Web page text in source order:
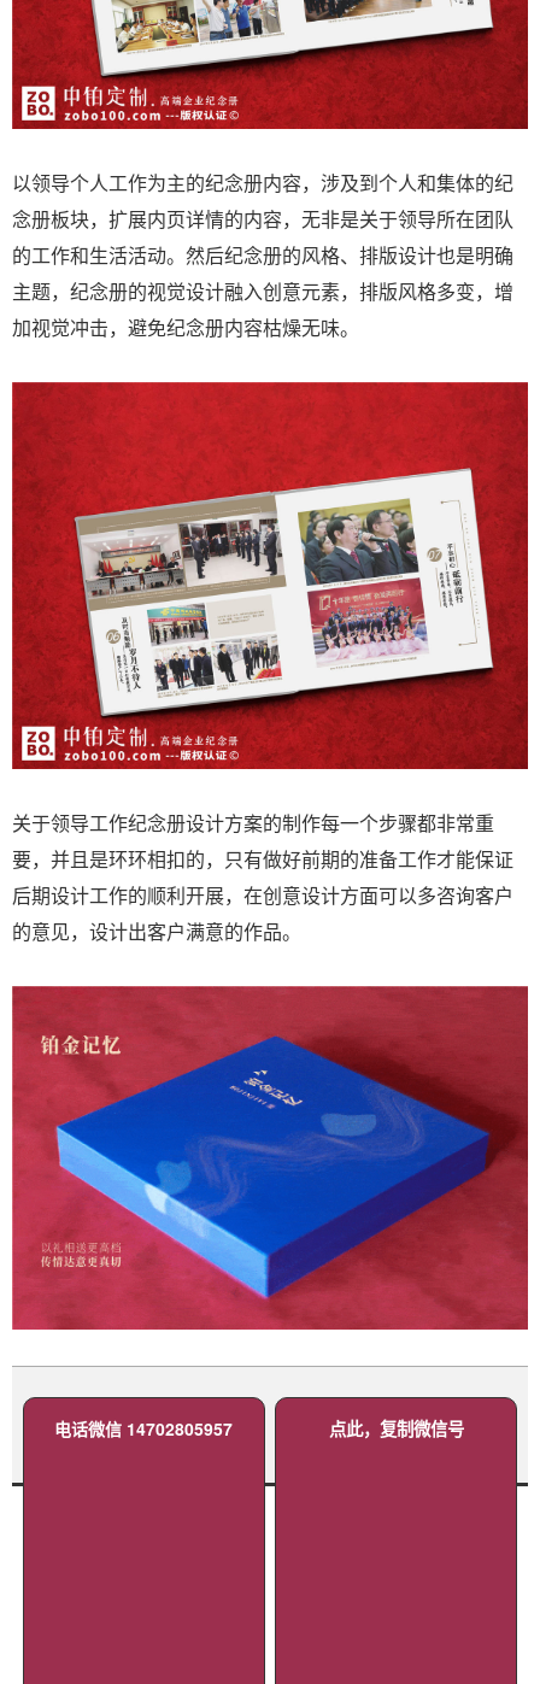
以领导个人工作为主的纪念册内容，涉及到个人和集体的纪
念册板块，扩展内页详情的内容，无非是关于领导所在团队
的工作和生活活动。然后纪念册的风格、排版设计也是明确
主题，纪念册的视觉设计融入创意元素，排版风格多变，增
加视觉冲击，避免纪念册内容枯燥无味。
关于领导工作纪念册设计方案的制作每一个步骤都非常重
要，并且是环环相扣的，只有做好前期的准备工作才能保证
后期设计工作的顺利开展，在创意设计方面可以多咨询客户
的意见，设计出客户满意的作品。
电话微信 14702805957 点此，复制微信号